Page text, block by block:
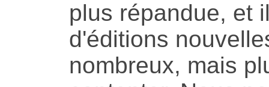
plus répandue, et
d'éditions
nombreux, mais